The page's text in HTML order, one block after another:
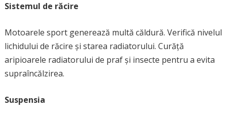
Sistemul de răcire
Motoarele sport generează multă căldură. Verifică nivelul
lichidului de răcire și starea radiatorului. Curăță
aripioarele radiatorului de praf și insecte pentru a evita
supraîncălzirea.
Suspensia